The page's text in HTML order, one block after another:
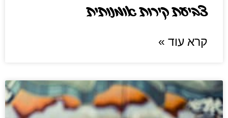
צביעת קירות אומנותית
קרא עוד »